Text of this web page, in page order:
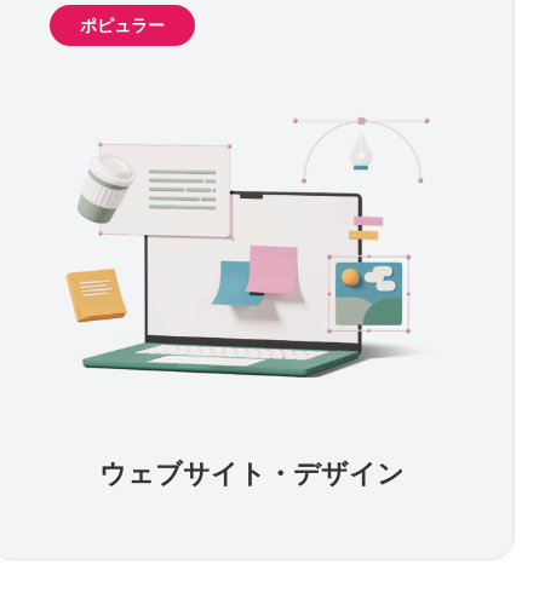
ポピュラー
ウェブサイト・デザイン